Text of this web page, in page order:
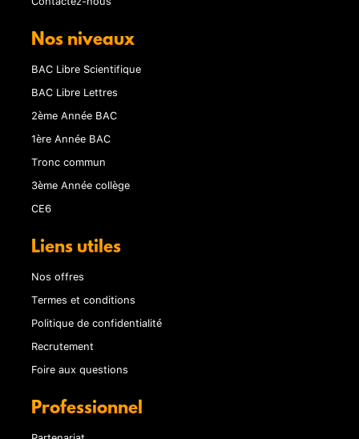
Nos niveaux
BAC Libre Scientifique
BAC Libre Lettres
2ème Année BAC
1ère Année BAC
Tronc commun
3ème Année collège
CE6
Liens utiles
Nos offres
Termes et conditions
Politique de confidentialité
Recrutement
Foire aux questions
Professionnel